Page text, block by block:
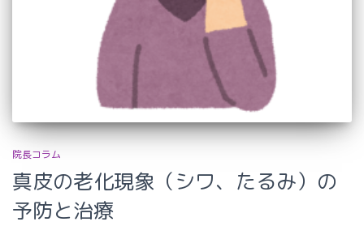
院長コラム
真皮の老化現象（シワ、たるみ）の
予防と治療